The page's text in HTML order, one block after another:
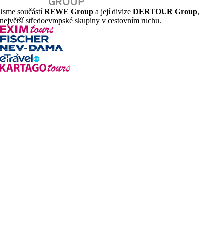
Pláž
Písečná pláž přímo u hotelu
Sportovní nabídka
Zdarma:
potápění
Jsme součástíREWE Group a její divize DERTOUR Group,
největší středoevropské skupiny v cestovním ruchu.